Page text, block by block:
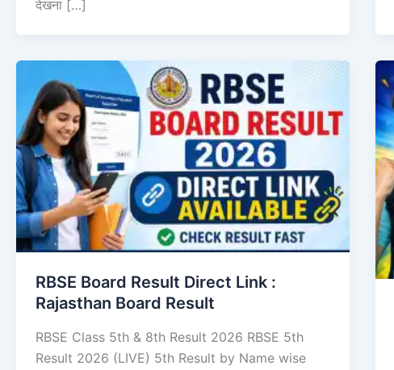
देखना […]
RBSE Board Result Direct Link : ​
Rajasthan Board Result
RBSE Class 5th & 8th Result 2026 RBSE 5th
Result 2026 (LIVE) 5th Result by Name wise